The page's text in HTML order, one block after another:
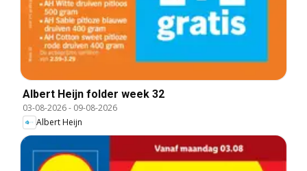
Albert Heijn folder week 32
03-08-2026- 09-08-2026
Albert Heijn